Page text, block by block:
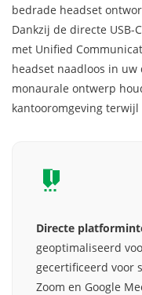
bedrade headset
Dankzij de directe
met Unified
headset naadloos in
monaurale ontwerp
kantooromgeving
Directe
geoptimaliseerd
gecertificeerd voor
Zoom en Google